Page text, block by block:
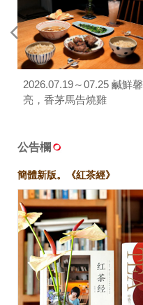
2026.07.19～07.25 鹹鮮馨
亮，香茅馬告燒雞
公告欄
簡體新版。《紅茶經》